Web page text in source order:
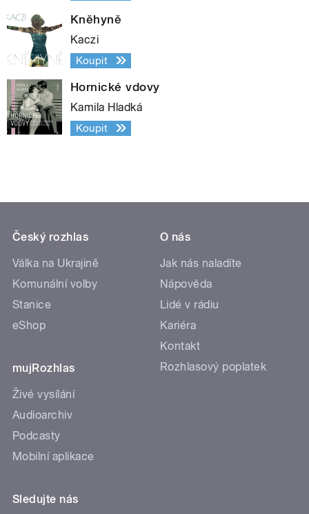
Kněhyně
Kaczi
Koupit
Hornické vdovy
Kamila Hladká
Koupit
Český rozhlas
Válka na Ukrajině
Komunální volby
Stanice
eShop
mujRozhlas
Živé vysílání
Audioarchiv
Podcasty
Mobilní aplikace
O nás
Jak nás naladíte
Nápověda
Lidé v rádiu
Kariéra
Kontakt
Rozhlasový poplatek
Sledujte nás